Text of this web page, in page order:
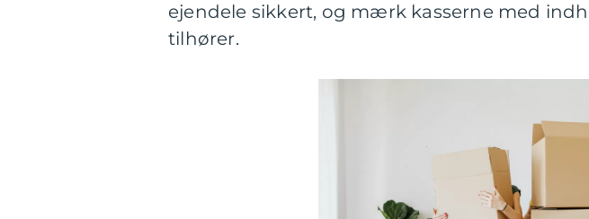
ejendele sikkert, og mærk kasserne med
tilhører.